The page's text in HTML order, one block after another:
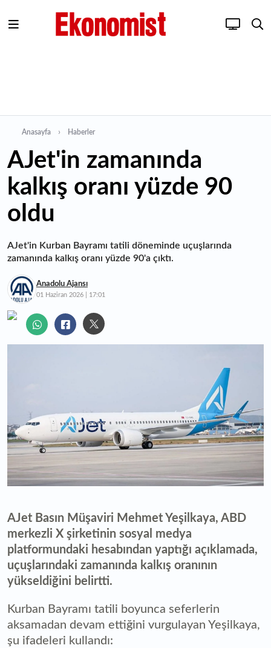
Anasayfa Haberler
AJet'in zamanında
kalkış oranı yüzde 90
oldu
AJet'in Kurban Bayramı tatili döneminde uçuşlarında
zamanında kalkış oranı yüzde 90'a çıktı.
Anadolu Ajansı
01 Haziran 2026 | 17:01
AJet Basın Müşaviri Mehmet Yeşilkaya, ABD
merkezli X şirketinin sosyal medya
platformundaki hesabından yaptığı açıklamada,
uçuşlarındaki zamanında kalkış oranının
yükseldiğini belirtti.
Kurban Bayramı tatili boyunca seferlerin
aksamadan devam ettiğini vurgulayan Yeşilkaya,
şu ifadeleri kullandı: